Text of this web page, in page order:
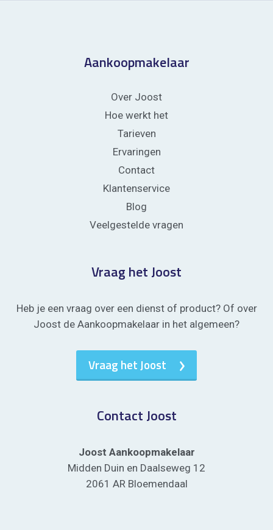
Aankoopmakelaar
Over Joost
Hoe werkt het
Tarieven
Ervaringen
Contact
Klantenservice
Blog
Veelgestelde vragen
Vraag het Joost
Heb je een vraag over een dienst of product? Of over
Joost de Aankoopmakelaar in het algemeen?
Vraag het Joost
Contact Joost
Joost Aankoopmakelaar
Midden Duin en Daalseweg 12
2061 AR Bloemendaal